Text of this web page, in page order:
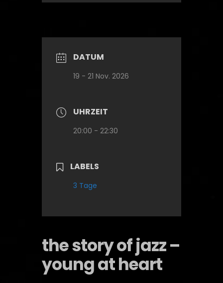
DATUM
19 - 21 Nov. 2026
UHRZEIT
20:00 - 22:30
LABELS
3 Tage
the story of jazz –
young at heart